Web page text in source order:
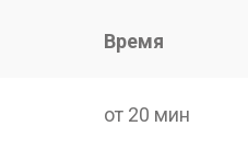
Время
от 20 мин